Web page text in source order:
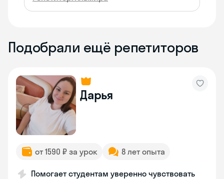
Подобрали ещё репетиторов
Дарья
от 1590 ₽ за урок 8 лет опыта
Помогает студентам уверенно чувствовать